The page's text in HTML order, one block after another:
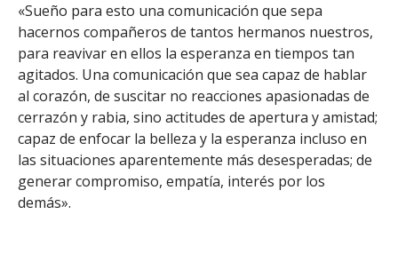
«Sueño para esto una comunicación que sepa
hacernos compañeros de tantos hermanos nuestros,
para reavivar en ellos la esperanza en tiempos tan
agitados. Una comunicación que sea capaz de hablar
al corazón, de suscitar no reacciones apasionadas de
cerrazón y rabia, sino actitudes de apertura y amistad;
capaz de enfocar la belleza y la esperanza incluso en
las situaciones aparentemente más desesperadas; de
generar compromiso, empatía, interés por los
demás».